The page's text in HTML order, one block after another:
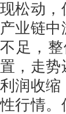
现松动，
产业链
不足，
置，走势
利润收缩
性行情。